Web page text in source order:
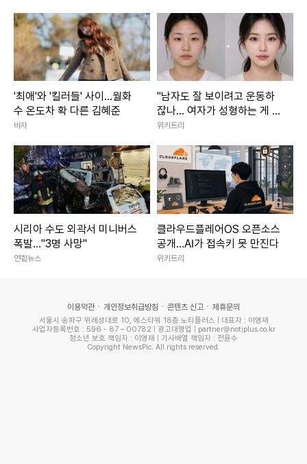
'최애'와 '킬러들' 사이...월화
수 온도차 확 다른 김혜준
바자
"남자도 잘 보이려고 운동하
잖나... 여자가 성형하는 게 대
체 왜 문제냐"
위키트리
시리아 수도 외곽서 미니버스
폭발…"3명 사망"
연합뉴스
클라우드플레어OS 오픈소스
공개…AI가 접속키 못 만진다
위키트리
이용약관 개인정보취급방침 콘텐츠 신고 제휴문의
서울시 송파구 위례성대로 10, 에스타워 18층 노티플러스 | 대표자 : 이영재
사업자등록번호 : 596 - 87 – 00782 | 광고대행업 | partner@notiplus.co.kr
청소년 보호 책임자 : 이영재 | 기사배열 책임자 : 전윤수
Copyright NewsPic. All rights reserved.